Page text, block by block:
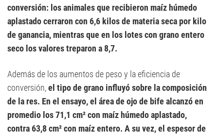
conversión: los animales que recibieron maíz húmedo
aplastado cerraron con 6,6 kilos de materia seca por kilo
de ganancia, mientras que en los lotes con grano entero
seco los valores treparon a 8,7.
Además de los aumentos de peso y la eficiencia de
conversión,el tipo de grano influyó sobre la composición
de la res. En el ensayo, el área de ojo de bife alcanzó en
promedio los 71,1 cm² con maíz húmedo aplastado,
contra 63,8 cm² con maíz entero. A su vez, el espesor de